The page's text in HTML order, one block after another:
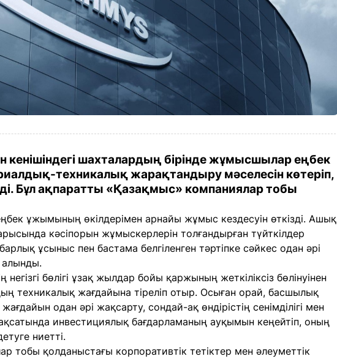
кенішіндегі шахталардың бірінде жұмысшылар еңбек
техникалық жарақтандыру мәселесін көтеріп,
Бұл ақпаратты «Қазақмыс» компаниялар тобы
ұжымының өкілдерімен арнайы жұмыс кездесуін өткізді. Ашық
кәсіпорын жұмыскерлерін толғандырған түйткілдер
ұсыныс пен бастама белгіленген тәртіпке сәйкес одан әрі
алынды.
негізгі бөлігі ұзақ жылдар бойы қаржының жеткіліксіз бөлінуінен
техникалық жағдайына тіреліп отыр. Осыған орай, басшылық
одан әрі жақсарту, сондай-ақ өндірістің сенімділігі мен
инвестициялық бағдарламаның ауқымын кеңейтіп, оның
ниетті.
тобы қолданыстағы корпоративтік тетіктер мен әлеуметтік